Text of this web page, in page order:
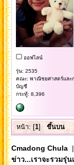
ออฟไลน์
รุ่น: 2535
คณะ: พาณิชยศาสตร์และ
บัญชี
กระทู้: 8,396
หน้า: [1] ขึ้นบน
Cmadong Chula|
ข่าว...เราจะรวมรุ่น